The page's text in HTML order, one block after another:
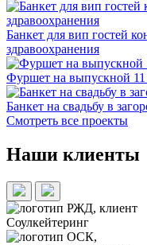
Банкет для вип гостей
здравоохранения
Фуршет на выпускной 11
Банкет на свадьбу в
Смотреть все проекты
Наши клиенты